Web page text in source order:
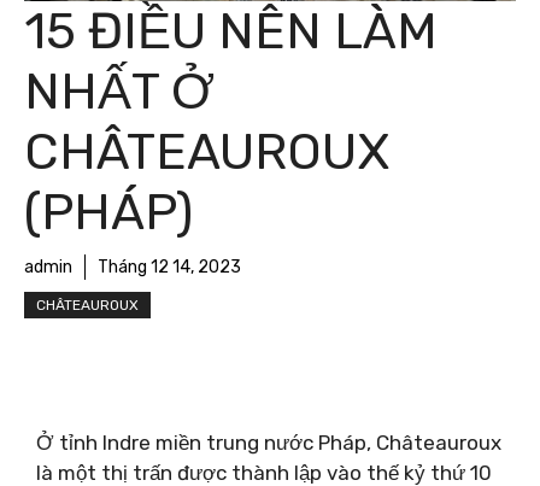
15 ĐIỀU NÊN LÀM
NHẤT Ở
CHÂTEAUROUX
(PHÁP)
admin Tháng 12 14, 2023
CHÂTEAUROUX
Ở tỉnh Indre miền trung nước Pháp, Châteauroux
là một thị trấn được thành lập vào thế kỷ thứ 10